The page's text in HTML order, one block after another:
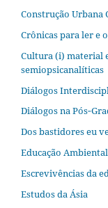
Construção Urbana
Crônicas para ler e
Cultura (i) material
semiopsicanalíticas
Diálogos
Diálogos na
Dos bastidores eu
Educação
Escrevivências da
Estudos da Ásia​